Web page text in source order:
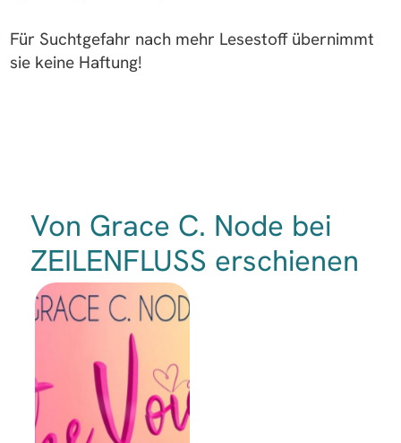
Für Suchtgefahr nach mehr Lesestoff übernimmt
sie keine Haftung!
Von Grace C. Node bei
ZEILENFLUSS erschienen